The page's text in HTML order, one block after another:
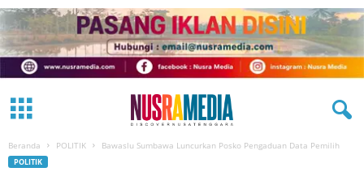
Beranda POLITIK Bawaslu Sumbawa Luncurkan Posko Pengaduan Data Pemilih
POLITIK